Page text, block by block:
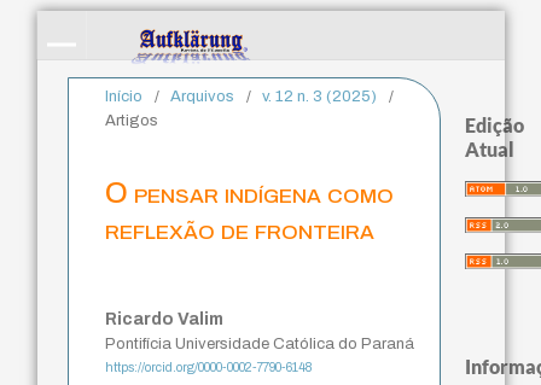
Início / Arquivos / v. 12 n. 3 (2025)
/
Artigos
O pensar indígena como
reflexão de fronteira
Ricardo Valim
Pontifícia Universidade Católica do Paraná
https://orcid.org/0000-0002-7790-6148
Edição
Atual